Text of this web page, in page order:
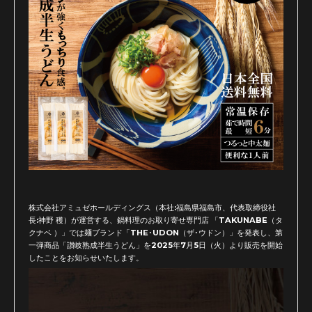
株式会社アミュゼホールディングス（本社:福島県福島市、代表取締役社
長:神野 穫）が運営する、鍋料理のお取り寄せ専門店 「TAKUNABE（タ
クナベ ）」では麺ブランド「THE･UDON（ザ･ウドン）」を発表し、第
一弾商品「讃岐熟成半生うどん」を2025年7月5日（火）より販売を開始
したことをお知らせいたします。